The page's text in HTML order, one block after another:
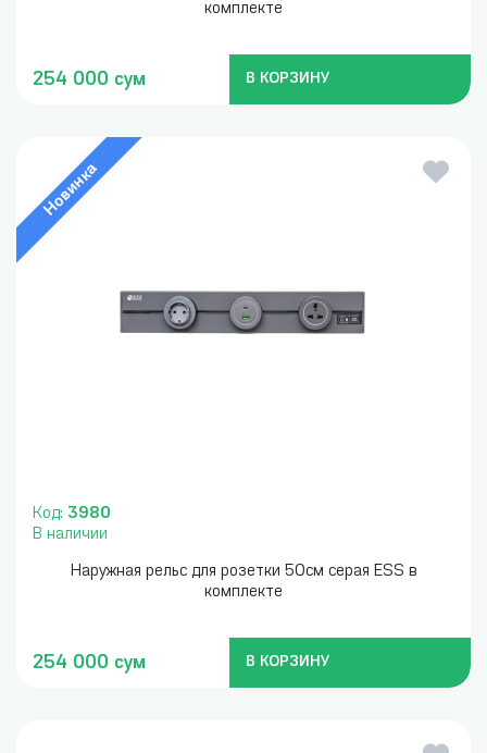
комплекте
254 000 сум В КОРЗИНУ
Новинка
Код: 3980
В наличии
Наружная рельс для розетки 50см серая ESS в
комплекте
254 000 сум В КОРЗИНУ